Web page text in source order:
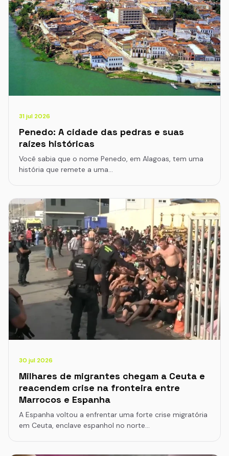
31 jul 2026
Penedo: A cidade das pedras e suas
raízes históricas
Você sabia que o nome Penedo, em Alagoas, tem uma
história que remete a uma…
30 jul 2026
Milhares de migrantes chegam a Ceuta e
reacendem crise na fronteira entre
Marrocos e Espanha
A Espanha voltou a enfrentar uma forte crise migratória
em Ceuta, enclave espanhol no norte…